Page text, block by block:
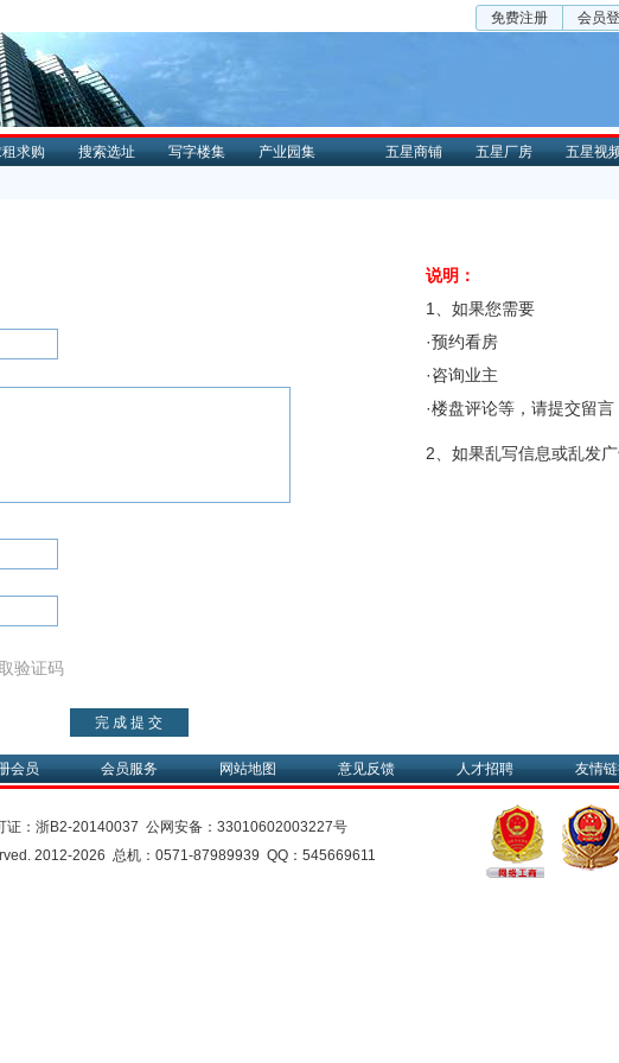
免费注册 会员
求购 搜索选址 写字楼集 产业园集 五星商铺 五星厂房 五星视
验证码
说明：
1、如果您需要
·预约看房
·咨询业主
·楼盘评论等，请提交留
2、如果乱写信息或乱发
会员 会员服务 网站地图 意见反馈 人才招聘 友情
： 浙B2-20140037 公网安备： 33010602003227号
2012-2026 总机：0571-87989939 QQ：545669611